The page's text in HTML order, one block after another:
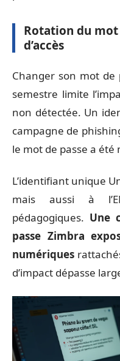
Rotation du mot
d’accès
Changer son mot
semestre limite
non détectée. Un
campagne de
le mot de passe a été
L’identifiant unique
mais aussi à
pédagogiques. Une
passe Zimbra
numériques
d’impact dépasse